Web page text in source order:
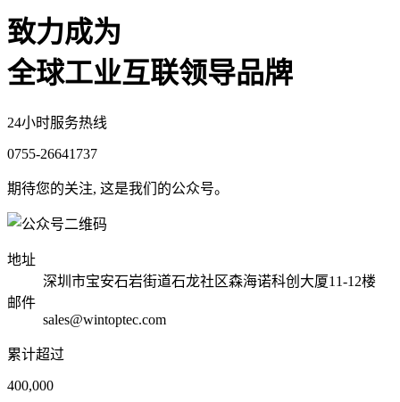
致力成为
全球工业互联领导品牌
24小时服务热线
0755-26641737
期待您的关注, 这是我们的公众号。
地址
深圳市宝安石岩街道石龙社区森海诺科创大厦11-12楼
邮件
sales@wintoptec.com
累计超过
400,000